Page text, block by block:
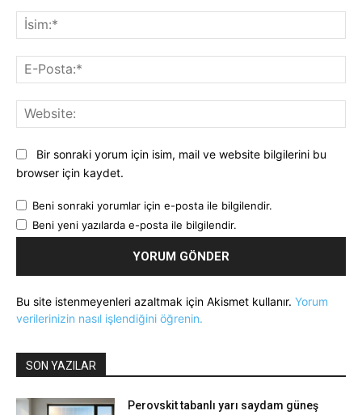
Bir sonraki yorum için isim, mail ve website bilgilerini bu
browser için kaydet.
Beni sonraki yorumlar için e-posta ile bilgilendir.
Beni yeni yazılarda e-posta ile bilgilendir.
Bu site istenmeyenleri azaltmak için Akismet kullanır. Yorum
verilerinizin nasıl işlendiğini öğrenin.
SON YAZILAR
Perovskit tabanlı yarı saydam güneş